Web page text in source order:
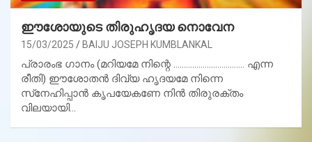
ഈശോയുടെ തിരുഹൃദയ നൊവേന
15/03/2025 BAIJU JOSEPH KUMBLANKAL
പ്രാരംഭ ഗാനം (മറിയമേ നിന്റെ ……………………………. എന്ന
രീതി) ഈശോതന്‍ ദിവ്യ ഹൃദയമേ നിന്നെ
സ്‌നേഹിപ്പാന്‍ കൃപയേകണേ നിന്‍ തിരുരക്തം
വിലയായി…